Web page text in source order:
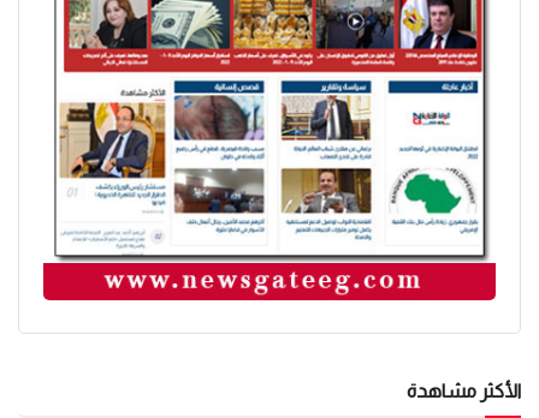
الأكثر مشاهدة